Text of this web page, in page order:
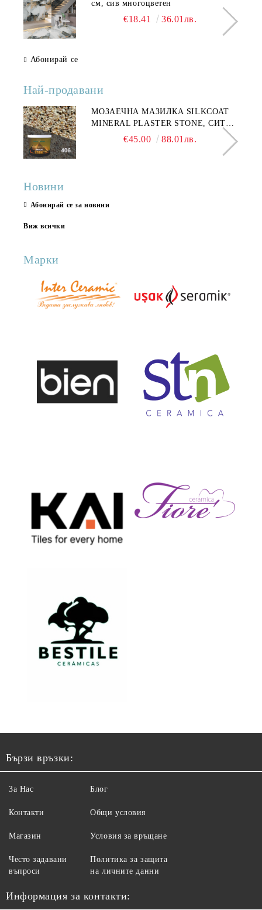
см, сив многоцветен
€18.41 36.01лв.
Абонирай се
Най-продавани
МОЗАЕЧНА МАЗИЛКА SILKCOAT
MINERAL PLASTER STONE, СИТЕН
КАМЪК 406 25КГ
€45.00 88.01лв.
Новини
Абонирай се за новини
Виж всички
Марки
Бързи връзки:
За Нас
Контакти
Магазин
Често задавани
въпроси
Блог
Общи условия
Условия за връщане
Политика за защита
на личните данни
Информация за контакти: